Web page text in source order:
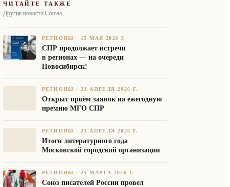
ЧИТАЙТЕ ТАКЖЕ
Другие новости Союза
РЕГИОНЫ · 15 МАЯ 2026 Г.
СПР продолжает встречи
в регионах — на очереди
Новосибирск!
РЕГИОНЫ ·23 АПРЕЛЯ 2026 Г.
Открыт приём заявок на ежегодную
премию МГО СПР
РЕГИОНЫ ·23 АПРЕЛЯ 2026 Г.
Итоги литературного года
Московской городской организации
РЕГИОНЫ ·25 МАРТА 2026 Г.
Союз писателей России провел